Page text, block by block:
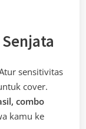
sensitivitas
cover.
combo
kamu ke